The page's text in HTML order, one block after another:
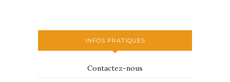
INFOS PRATIQUES
Contactez-nous